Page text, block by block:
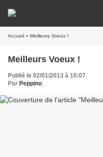
Accueil » Meilleurs Voeux !
Meilleurs Voeux !
Publié le 02/01/2013 à 10:07
Par Peppino